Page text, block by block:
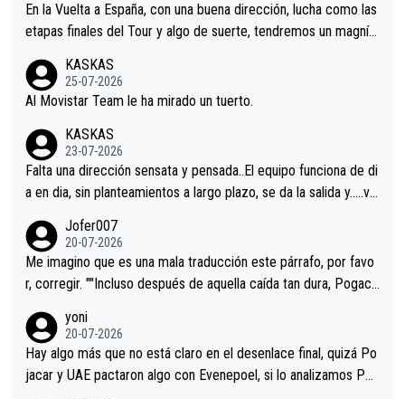
En la Vuelta a España, con una buena dirección, lucha como las
etapas finales del Tour y algo de suerte, tendremos un magnífi
KASKAS
25-07-2026
Al Movistar Team le ha mirado un tuerto.
KASKAS
23-07-2026
Falta una dirección sensata y pensada..El equipo funciona de di
a en dia, sin planteamientos a largo plazo, se da la salida y…..ve
Minguez, Velez etc etc.Me da pena vivir estos momentos tan
tristes sin victorias.
Jofer007
20-07-2026
Me imagino que es una mala traducción este párrafo, por favo
r, corregir. ""Incluso después de aquella caída tan dura, Pogaca
permaneció pegado a su rueda. Parecía increíble la forma en l
a que era capaz de controlar el miedo", recordó."
yoni
20-07-2026
Hay algo más que no está claro en el desenlace final, quizá Po
jacar y UAE pactaron algo con Evenepoel, si lo analizamos Poj